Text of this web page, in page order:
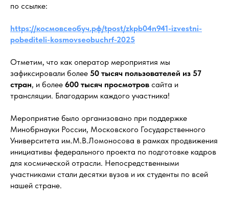
по ссылке:
https://космовсеобуч.рф/tpost/zkpb04n941-izvestni-
pobediteli-kosmovseobuchrf-2025
Отметим, что как оператор мероприятия мы
зафиксировали более 50 тысяч пользователей из 57
стран, и более 600 тысяч просмотров сайта и
трансляции. Благодарим каждого участника!
Мероприятие было организовано при поддержке
Минобрнауки России, Московского Государственного
Университета им.М.В.Ломоносова в рамках продвижения
инициативы федерального проекта по подготовке кадров
для космической отрасли. Непосредственными
участниками стали десятки вузов и их студенты по всей
нашей стране.